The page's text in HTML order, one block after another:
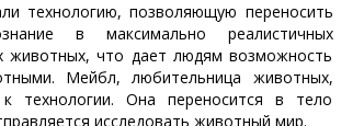
технологию, позволяющую переносить
в максимально реалистичных
животных, что дает людям возможность
Мейбл, любительница животных,
технологии. Она переносится в тело
исследовать животный мир.